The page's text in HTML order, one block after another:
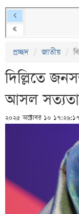
প্রচ্ছদ জাতীয়
দিল্লিতে
আসল সত্যতা
২০২৫ অক্টোবর ১০ ১৭:২৬:১৭